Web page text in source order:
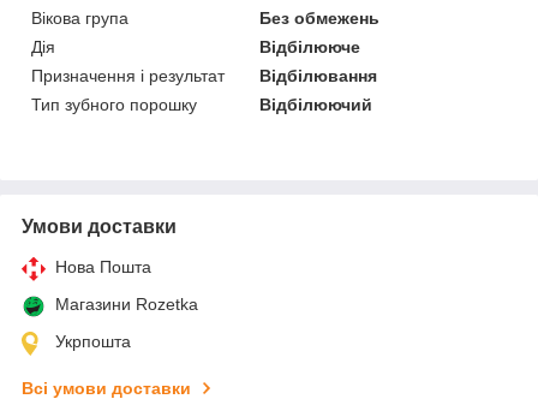
Вікова група
Без обмежень
Дія
Відбілююче
Призначення і результат
Відбілювання
Тип зубного порошку
Відбілюючий
Умови доставки
Нова Пошта
Магазини Rozetka
Укрпошта
Всі умови доставки